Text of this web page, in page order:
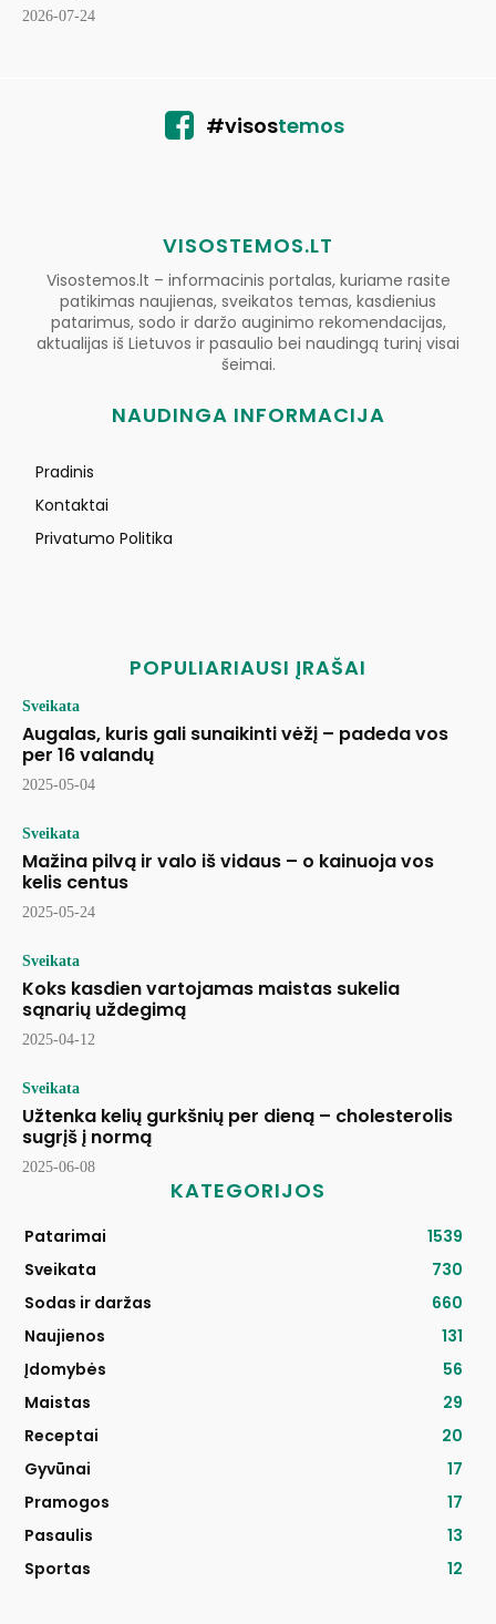
2026-07-24
#visostemos
VISOSTEMOS.LT
Visostemos.lt – informacinis portalas, kuriame rasite
patikimas naujienas, sveikatos temas, kasdienius
patarimus, sodo ir daržo auginimo rekomendacijas,
aktualijas iš Lietuvos ir pasaulio bei naudingą turinį visai
šeimai.
NAUDINGA INFORMACIJA
Pradinis
Kontaktai
Privatumo Politika
POPULIARIAUSI ĮRAŠAI
Sveikata
Augalas, kuris gali sunaikinti vėžį – padeda vos
per 16 valandų
2025-05-04
Sveikata
Mažina pilvą ir valo iš vidaus – o kainuoja vos
kelis centus
2025-05-24
Sveikata
Koks kasdien vartojamas maistas sukelia
sąnarių uždegimą
2025-04-12
Sveikata
Užtenka kelių gurkšnių per dieną – cholesterolis
sugrįš į normą
2025-06-08
KATEGORIJOS
Patarimai
1539
Sveikata
730
Sodas ir daržas
660
Naujienos
131
Įdomybės
56
Maistas
29
Receptai
20
Gyvūnai
17
Pramogos
17
Pasaulis
13
Sportas
12